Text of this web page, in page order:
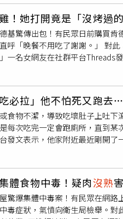
「本日最中肯」、「這是在寫笑
一個方法」。
！她打開竟是「沒烤
基驚傳出包！有民眾日前購買
呼「晚餐不用吃了謝謝。」 對
一名女網友在社群平台Threads
還好還沒吃，「是本來就要自
日前購買肯德基的人氣品項「紙
不用吃了謝謝。」從原PO曬出
是淡黃色，也未見烘烤過後滲
」、「像是下秒就要起飛了」、
是燙的⋯⋯怎麼包裝的人會搞混
幫你處理」、「之前拿到
必拉」他不怕死又跑
食物不潔，導致吃壞肚子上吐
每次吃完一定會跑廁所，直到
發文表示，他家附近最近剛開
「我吃一次拉一次，屢試不爽
他吃得正開心時，一名店員突然
吃一驚，立刻反問對方怎麼會知
鍋店食材不新鮮而是他太心急，
次拉肚子都要再去吃哈哈哈哈
」、「這麼說來，每次吃完火鍋
體食物中毒！疑肉沒熟
驚爆集體中毒案！有民眾在網
毒症狀，氣憤向衛生局檢舉。